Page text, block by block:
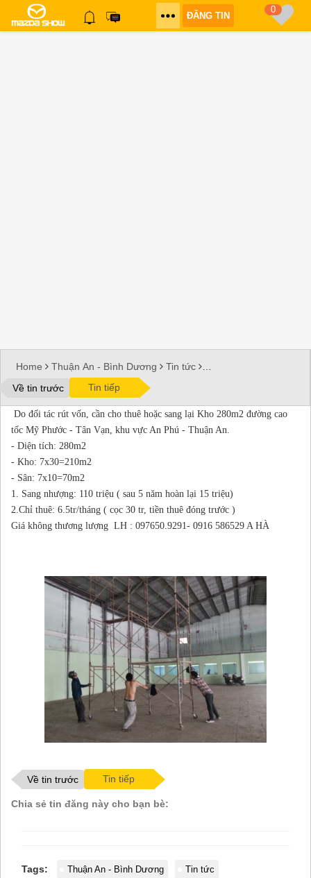
0
ĐĂNG TIN
Home Thuận An - Bình Dương
Tin tức
Xưởng Bình Dương cho thuê
sang lại kho 280m2 tại Mỹ Phước _Tân Vạn-
Thuận an -Bình Dương
Về tin trước Tin tiếp
Do đối tác rút vốn, cần cho thuê hoặc sang lại Kho 280m2 đường cao
tốc Mỹ Phước - Tân Vạn, khu vực An Phú - Thuận An.
- Diện tích: 280m2
- Kho: 7x30=210m2
- Sân: 7x10=70m2
1. Sang nhượng: 110 triệu ( sau 5 năm hoàn lại 15 triệu)
2.Chỉ thuê: 6.5tr/tháng ( cọc 30 tr, tiền thuê đóng trước )
Giá không thương lượng LH : 097650.9291- 0916 586529 A HÀ
Về tin trước Tin tiếp
Chia sẻ tin đăng này cho bạn bè:
Tags: Thuận An - Bình Dương Tin tức